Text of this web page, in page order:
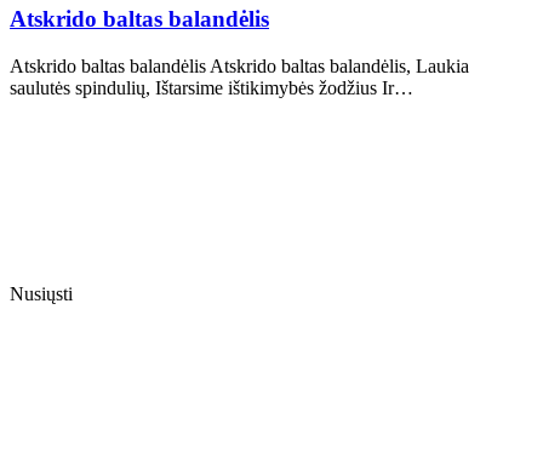
Atskrido baltas balandėlis
Atskrido baltas balandėlis Atskrido baltas balandėlis, Laukia
saulutės spindulių, Ištarsime ištikimybės žodžius Ir…
Nusiųsti